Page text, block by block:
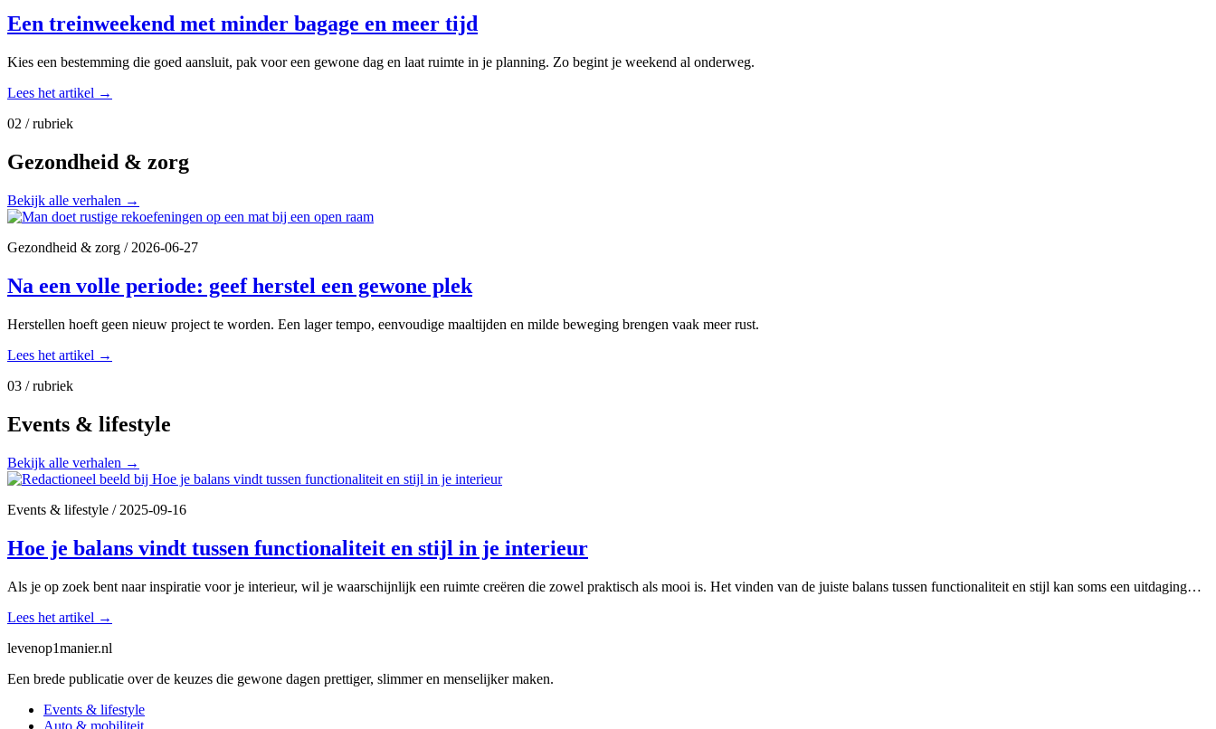
Een treinweekend met minder bagage en meer tijd
Kies een bestemming die goed aansluit, pak voor een gewone dag en laat ruimte in je planning. Zo begint je weekend al onderweg.
Lees het artikel →
02 / rubriek
Gezondheid & zorg
Bekijk alle verhalen →
Gezondheid & zorg /2026-06-27
Na een volle periode: geef herstel een gewone plek
Herstellen hoeft geen nieuw project te worden. Een lager tempo, eenvoudige maaltijden en milde beweging brengen vaak meer rust.
Lees het artikel →
03 / rubriek
Events & lifestyle
Bekijk alle verhalen →
Events & lifestyle /2025-09-16
Hoe je balans vindt tussen functionaliteit en stijl in je interieur
Als je op zoek bent naar inspiratie voor je interieur, wil je waarschijnlijk een ruimte creëren die zowel praktisch als mooi is. Het vinden van de juiste balans tussen functionaliteit en stijl kan soms een uitdaging…
Lees het artikel →
levenop1manier.nl
Een brede publicatie over de keuzes die gewone dagen prettiger, slimmer en menselijker maken.
Events & lifestyle
Auto & mobiliteit